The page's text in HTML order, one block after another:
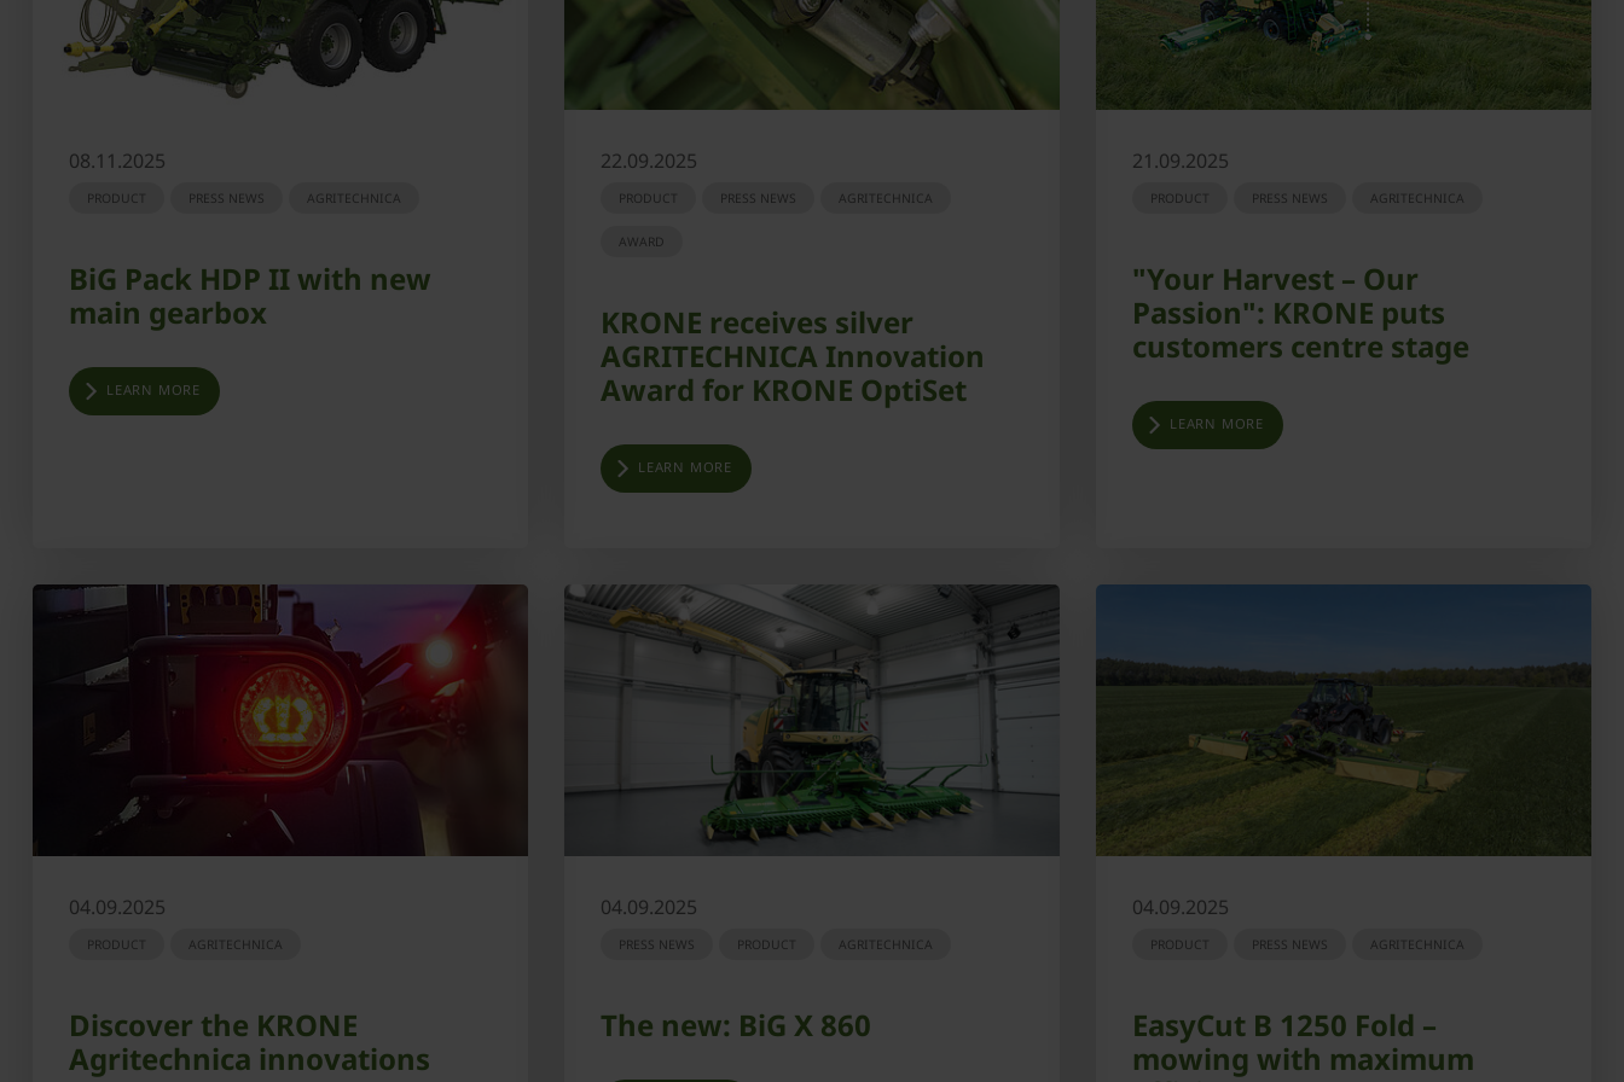
08.11.2025
PRODUCT PRESS NEWS AGRITECHNICA
BiG Pack HDP II with new
main gearbox
LEARN MORE
22.09.2025
PRODUCT PRESS NEWS AGRITECHNICA
AWARD
KRONE receives silver
AGRITECHNICA Innovation
Award for KRONE OptiSet
LEARN MORE
21.09.2025
PRODUCT PRESS NEWS AGRITECHNICA
"Your Harvest – Our
Passion": KRONE puts
customers centre stage
LEARN MORE
04.09.2025
PRODUCT AGRITECHNICA
Discover the KRONE
Agritechnica innovations
04.09.2025
PRESS NEWS PRODUCT AGRITECHNICA
The new: BiG X 860
04.09.2025
PRODUCT PRESS NEWS AGRITECHNICA
EasyCut B 1250 Fold –
mowing with maximum